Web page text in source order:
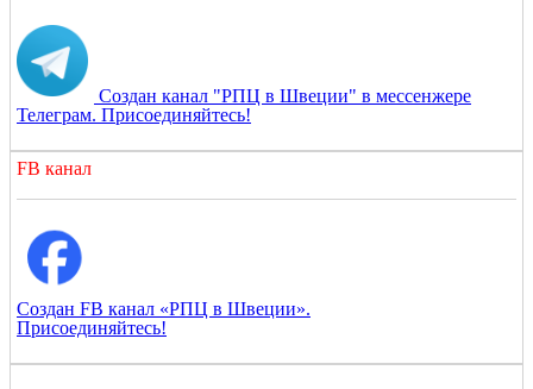
Создан канал "РПЦ в Швеции" в мессенжере
Телеграм. Присоединяйтесь!
FB канал
Создан FB канал «РПЦ в Швеции».
Присоединяйтесь!